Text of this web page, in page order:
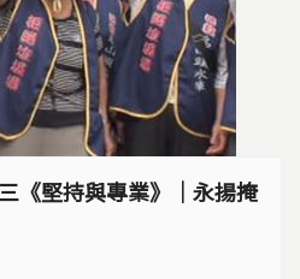
《堅持與專業》｜永揚掩